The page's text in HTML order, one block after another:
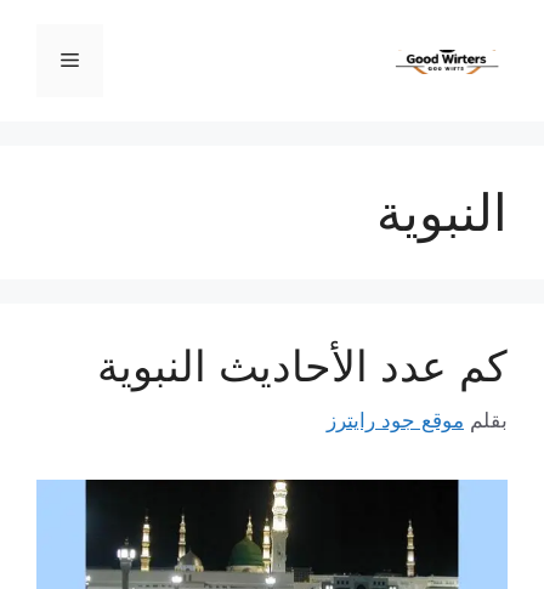
المحتوى
القائمة
النبوية
كم عدد الأحاديث النبوية
بقلم موقع جود رايترز